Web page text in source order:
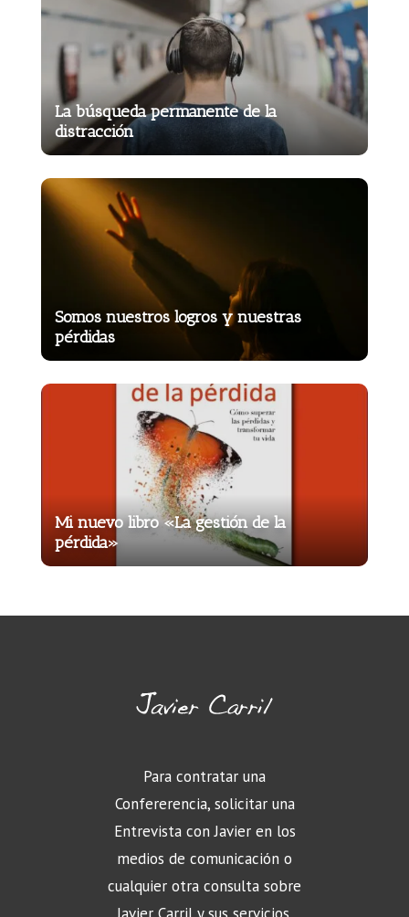
La búsqueda permanente de la
distracción
Somos nuestros logros y nuestras
pérdidas
Mi nuevo libro «La gestión de la
pérdida»
Para contratar una
Confererencia, solicitar una
Entrevista con Javier en los
medios de comunicación o
cualquier otra consulta sobre